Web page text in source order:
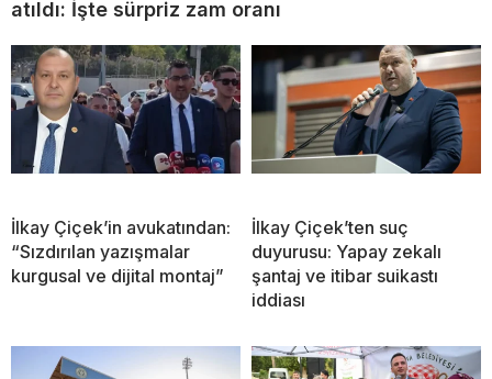
atıldı: İşte sürpriz zam oranı
İlkay Çiçek’in avukatından:
“Sızdırılan yazışmalar
kurgusal ve dijital montaj”
İlkay Çiçek’ten suç
duyurusu: Yapay zekalı
şantaj ve itibar suikastı
iddiası